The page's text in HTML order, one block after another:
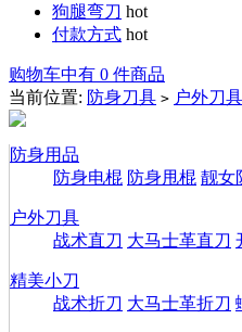
狗腿弯刀 hot
付款方式 hot
购物车中有 0 件商品
当前位置: 防身刀具 > 户外刀具
防身用品
防身电棍 防身甩棍 靓女
户外刀具
战术直刀 大马士革直刀
精美小刀
战术折刀 大马士革折刀